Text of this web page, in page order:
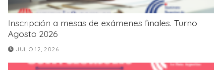
Inscripción a mesas de exámenes finales. Turno
Agosto 2026
JULIO 12, 2026